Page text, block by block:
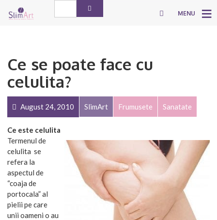
MENU
Ce se poate face cu
celulita?
August 24, 2010 SlimArt Frumusete Sanatate
Ce este celulita
Termenul de
celulita se
refera la
aspectul de
“coaja de
portocala” al
pielii pe care
unii oameni o au